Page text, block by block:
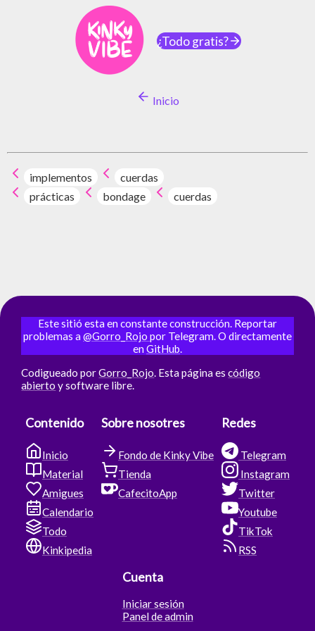
¿Todo gratis?
Inicio
implementos
cuerdas
prácticas
bondage cuerdas
Este sitió esta en constante construcción. Reportar
problemas a@Gorro_Rojo por Telegram. O directamente
enGitHub.
Codigueado porGorro_Rojo . Esta página escódigo
abierto y software libre.
Contenido
Inicio
Material
Amigues
Calendario
Todo
Kinkipedia
Sobre nosotres
Fondo de Kinky Vibe
Tienda
CafecitoApp
Redes
Telegram
Instagram
Twitter
Youtube
TikTok
RSS
Cuenta
Iniciar sesión
Panel de admin